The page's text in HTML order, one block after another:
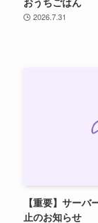
2026.7.31
【重要】サー
止のお知らせ